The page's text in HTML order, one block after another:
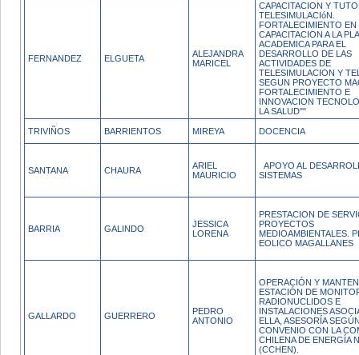
FERNANDEZ ELGUETA
ALEJANDRA
MARICEL
CAPACITACION Y
TELESIMULACIóN.
FORTALECIMIENTO EN
CAPACITACION A LA
ACADEMICA PARA EL
DESARROLLO DE LAS
ACTIVIDADES DE
TELESIMULACION Y
SEGUN PROYECTO
FORTALECIMIENTO E
INNOVACION
LA SALUD""
TRIVIÑOS BARRIENTOS MIREYA DOCENCIA
SANTANA CHAURA
ARIEL
MAURICIO
APOYO AL
SISTEMAS
BARRIA GALINDO
JESSICA
LORENA
PRESTACION DE
PROYECTOS
MEDIOAMBIENTALES.
EOLICO MAGALLANES
GALLARDO GUERRERO
PEDRO
ANTONIO
OPERACIÓN Y
ESTACIÓN DE
RADIONUCLIDOS E
INSTALACIONES
ELLA, ASESORÍA
CONVENIO CON LA
CHILENA DE ENERGÍA
(CCHEN).